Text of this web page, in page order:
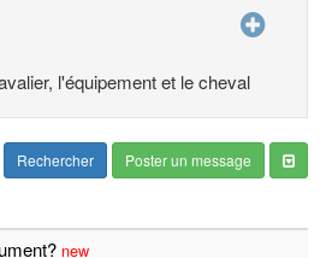
l'équipement et le cheval
Rechercher Poster un message
new